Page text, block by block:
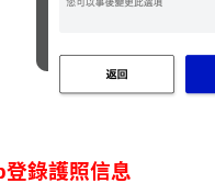
錄護照信息